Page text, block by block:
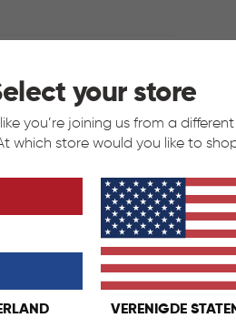
your store
you’re joining us from a different
which store would you like to
VERENIGDE